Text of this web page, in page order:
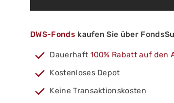
DWS-Fonds kaufen Sie über
Dauerhaft 100% Rabatt auf den
Kostenloses Depot
Keine Transaktionskosten